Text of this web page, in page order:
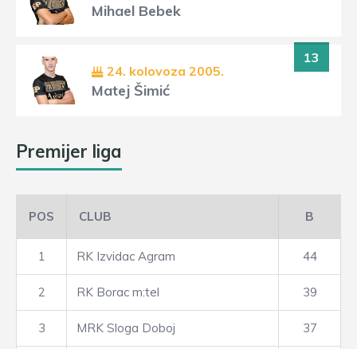
Mihael Bebek
13
24. kolovoza 2005.
Matej Šimić
Premijer liga
POS CLUB B
1 RK Izvidac Agram 44
2 RK Borac m:tel 39
3 MRK Sloga Doboj 37